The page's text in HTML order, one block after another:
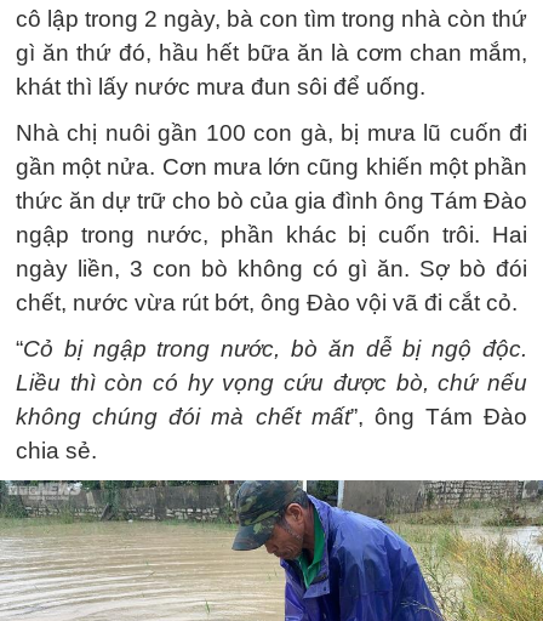
cô lập trong 2 ngày, bà con tìm trong nhà còn thứ
gì ăn thứ đó, hầu hết bữa ăn là cơm chan mắm,
khát thì lấy nước mưa đun sôi để uống.
Nhà chị nuôi gần 100 con gà, bị mưa lũ cuốn đi
gần một nửa. Cơn mưa lớn cũng khiến một phần
thức ăn dự trữ cho bò của gia đình ông Tám Đào
ngập trong nước, phần khác bị cuốn trôi. Hai
ngày liền, 3 con bò không có gì ăn. Sợ bò đói
chết, nước vừa rút bớt, ông Đào vội vã đi cắt cỏ.
“Cỏ bị ngập trong nước, bò ăn dễ bị ngộ độc.
Liều thì còn có hy vọng cứu được bò, chứ nếu
không chúng đói mà chết mất”, ông Tám Đào
chia sẻ.